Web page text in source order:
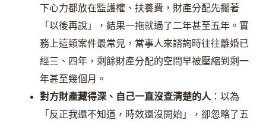
下心力都放在監護權、扶養費，財產分配先擱著
「以後再說」，結果一拖就過了二年甚至五年。實
務上這類案件最常見，當事人來諮詢時往往離婚已
經三、四年，剩餘財產分配的空間早被壓縮到剩一
年甚至幾個月。
對方財產藏得深、自己一直沒查清楚的人 ：以為
「反正我還不知道，時效還沒開始」，卻忽略了五